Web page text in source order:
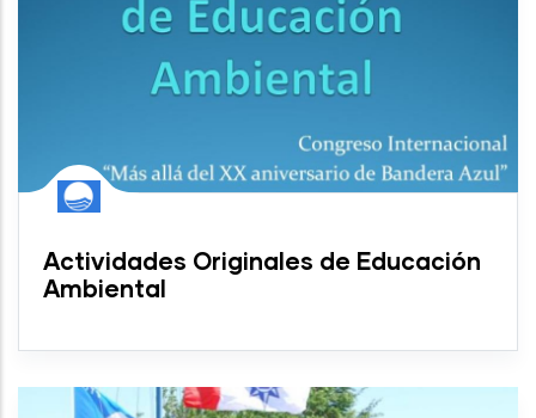
Actividades Originales de Educación
Ambiental